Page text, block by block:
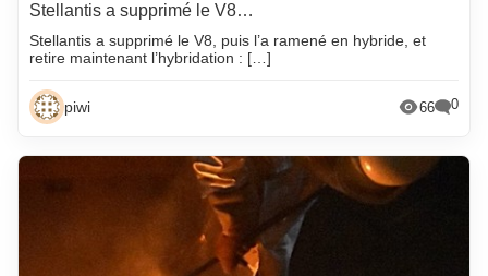
Stellantis a supprimé le V8…
Stellantis a supprimé le V8, puis l’a ramené en hybride, et
retire maintenant l’hybridation : […]
piwi 66 0